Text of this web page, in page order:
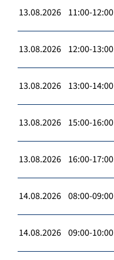
13.08.2026 11:00-12:00
13.08.2026 12:00-13:00
13.08.2026 13:00-14:00
13.08.2026 15:00-16:00
13.08.2026 16:00-17:00
14.08.2026 08:00-09:00
14.08.2026 09:00-10:00